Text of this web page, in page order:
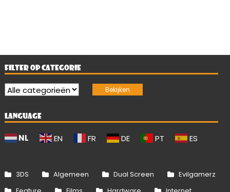
FILTER OP CATEGORIE
LANGUAGE
NL EN FR DE PT ES
3DS Algemeen Dual Screen
Evilgamerz